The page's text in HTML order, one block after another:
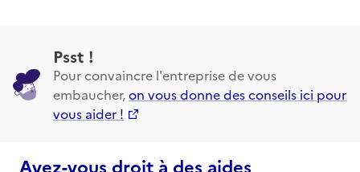
Psst !
Pour convaincre l'entreprise de vous
embaucher,on vous donne des conseils ici pour
vous aider !
Avez-vous droit à des aides